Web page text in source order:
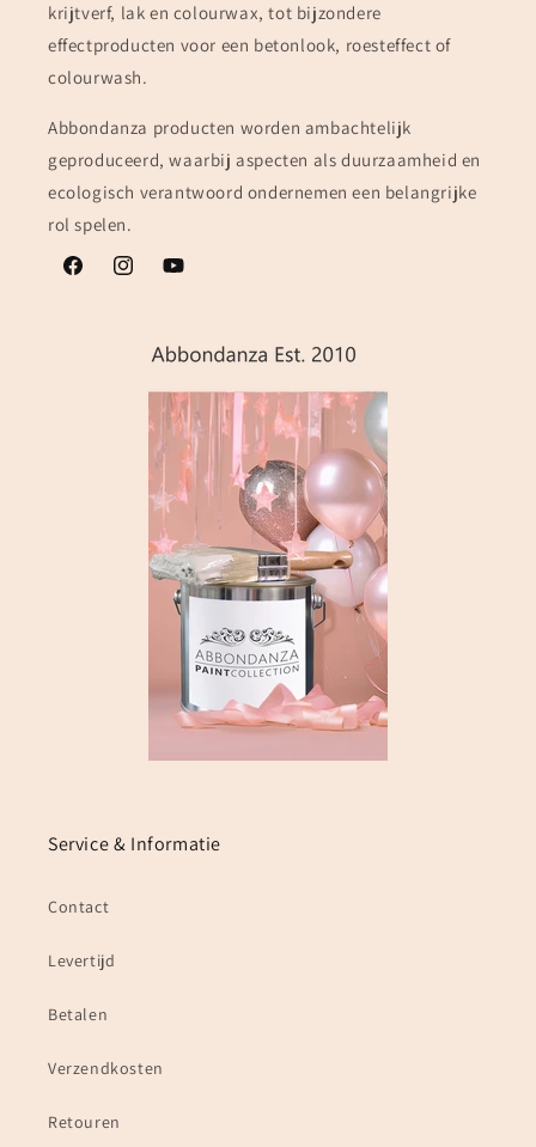
krijtverf, lak en colourwax, tot bijzondere
effectproducten voor een betonlook, roesteffect of
colourwash.
Abbondanza producten worden ambachtelijk
geproduceerd, waarbij aspecten als duurzaamheid en
ecologisch verantwoord ondernemen een belangrijke
rol spelen.
FacebookInstagramYouTube
Service & Informatie
Contact
Levertijd
Betalen
Verzendkosten
Retouren